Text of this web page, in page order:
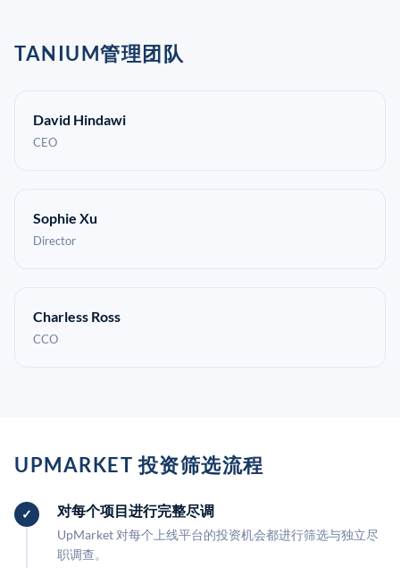
TANIUM管理团队
David Hindawi
CEO
Sophie Xu
Director
Charless Ross
CCO
UPMARKET 投资筛选流程
对每个项目进行完整尽调
UpMarket 对每个上线平台的投资机会都进行筛选与独立尽
职调查。